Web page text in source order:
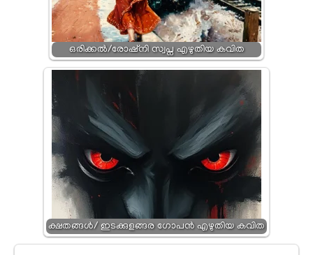
ഒരിക്കൽ/രോഷ്നി സ്വപ്ന എഴുതിയ കവിത
ക്ഷതങ്ങൾ/ ഇടക്കുളങ്ങര ഗോപൻ എഴുതിയ കവിത